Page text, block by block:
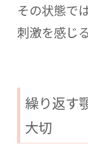
その状態で
刺激を感じ
繰り返す
大切